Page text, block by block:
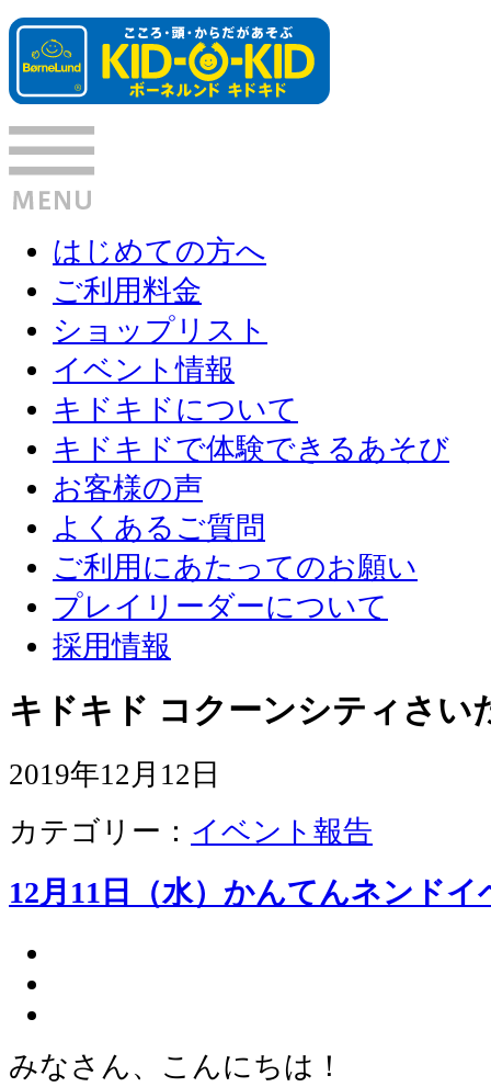
はじめての方へ
ご利用料金
ショップリスト
イベント情報
キドキドについて
キドキドで体験できるあそび
お客様の声
よくあるご質問
ご利用にあたってのお願い
プレイリーダーについて
採用情報
キドキド コクーンシティさい
2019年12月12日
カテゴリー： イベント報告
12月11日（水）かんてんネンド
みなさん、こんにちは！